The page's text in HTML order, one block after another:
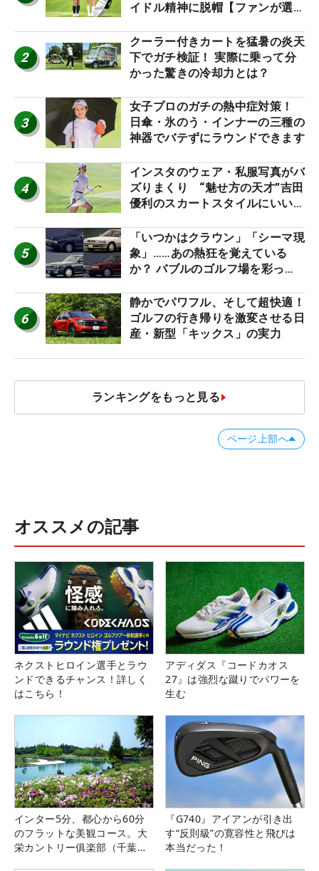
イドル精神に脱帽【ファンが選ぶ
2
クーラー付きカートを猛暑の炎天
下でガチ検証！ 実際に乗って分
かった驚きの冷却力とは？
3
女子プロのガチの熱中症対策！
日傘・氷のう・インナーの三種の
神器でバテずにラウンドできます
4
インスタのウェア・私服写真がバ
ズりまくり “魅せ方の天才”吉田
優利のスカートスタイルにいい
5
「いつかはクラウン」「シーマ現
象」……あの熱狂を覚えている
か？ バブルのゴルフ場を彩った
6
静かでパワフル、そして超快適！
ゴルフの行き帰りを激変させる日
産・新型「キックス」の実力
ランキングをもっと見る
ページ上部へ
オススメの記事
ネクストヒロイン選手とラウ
ンドできるチャンス！詳しく
はこちら！
アディダス『コードカオス
27』は強烈な蹴りでパワーを
生む
インター5分、都心から60分
のフラットな美観コース。大
栄カントリー俱楽部（千葉
『G740』アイアンが引き出
す“反則級”の寛容性と飛びは
本当だった！